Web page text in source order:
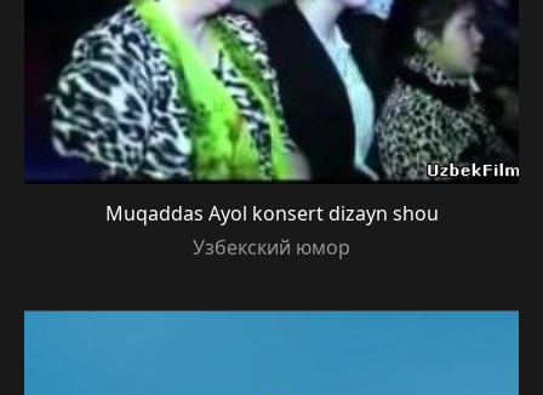
Muqaddas Ayol konsert dizayn shou
Узбекский юмор